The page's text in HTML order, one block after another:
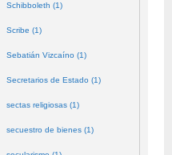
Schibboleth (1)
Scribe (1)
Sebatián Vizcaíno (1)
Secretarios de Estado (1)
sectas religiosas (1)
secuestro de bienes (1)